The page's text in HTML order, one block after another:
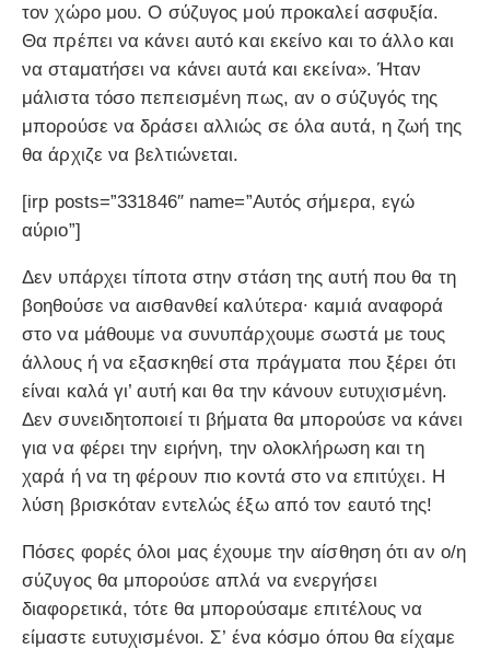
τον χώρο μου. Ο σύζυγος μού προκαλεί ασφυξία.
Θα πρέπει να κάνει αυτό και εκείνο και το άλλο και
να σταματήσει να κάνει αυτά και εκείνα». Ήταν
μάλιστα τόσο πεπεισμένη πως, αν ο σύζυγός της
μπορούσε να δράσει αλλιώς σε όλα αυτά, η ζωή της
θα άρχιζε να βελτιώνεται.
[irp posts=”331846″ name=”Αυτός σήμερα, εγώ
αύριο”]
Δεν υπάρχει τίποτα στην στάση της αυτή που θα τη
βοηθούσε να αισθανθεί καλύτερα∙ καμιά αναφορά
στο να μάθουμε να συνυπάρχουμε σωστά με τους
άλλους ή να εξασκηθεί στα πράγματα που ξέρει ότι
είναι καλά γι’ αυτή και θα την κάνουν ευτυχισμένη.
Δεν συνειδητοποιεί τι βήματα θα μπορούσε να κάνει
για να φέρει την ειρήνη, την ολοκλήρωση και τη
χαρά ή να τη φέρουν πιο κοντά στο να επιτύχει. Η
λύση βρισκόταν εντελώς έξω από τον εαυτό της!
Πόσες φορές όλοι μας έχουμε την αίσθηση ότι αν ο/η
σύζυγος θα μπορούσε απλά να ενεργήσει
διαφορετικά, τότε θα μπορούσαμε επιτέλους να
είμαστε ευτυχισμένοι. Σ’ ένα κόσμο όπου θα είχαμε